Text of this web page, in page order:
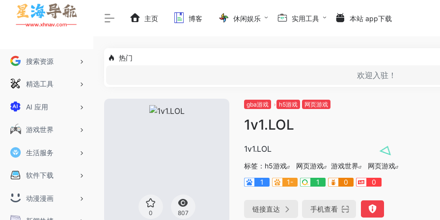
搜索资源
精选工具
AI 应用
游戏世界
生活服务
软件下载
动漫漫画
主页 博客 休闲娱乐 实用工具 本站 app下载
热门
欢迎入驻！
0 807
gba游戏 h5游戏 网页游戏
1v1.LOL
1v1.LOL
标签： h5游戏 网页游戏 游戏世界
网页游戏
1
1- 1 0 0
链接直达 手机查看